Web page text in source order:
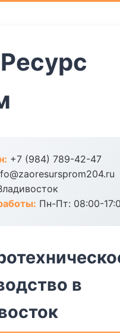
+7 (984) 789-42-47
Пн-Пт: 08:00-
в